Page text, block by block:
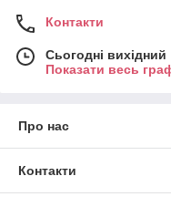
Контакти
Сьогодні вихідний
Показати весь
Про нас
Контакти